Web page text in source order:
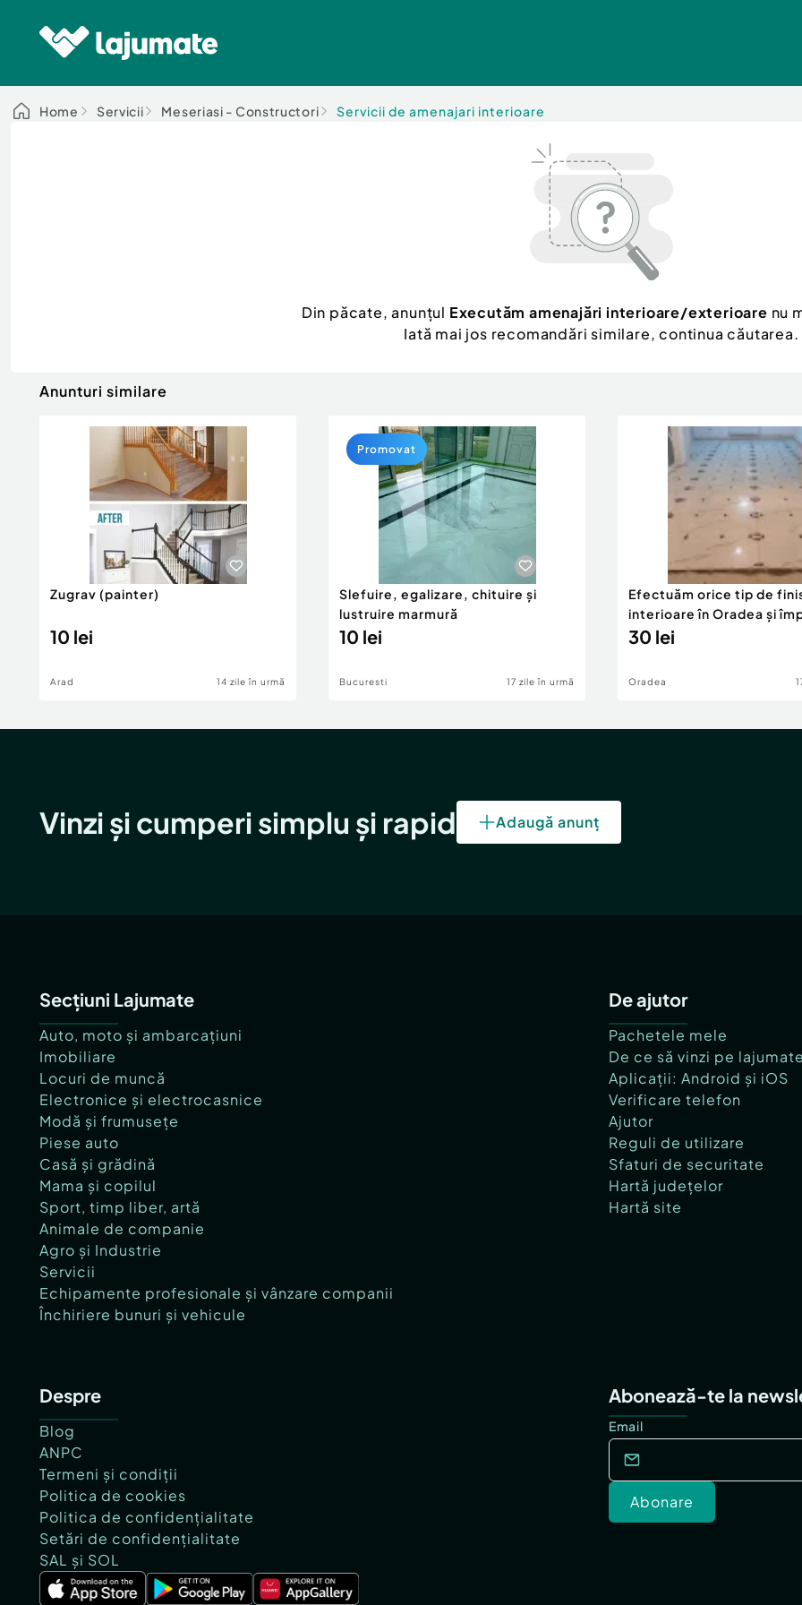
Home Servicii Meseriasi - Constructori Servicii de amenajari interioare
Din păcate, anunțul Executăm amenajări interioare/exterioare nu
Iată mai jos recomandări similare, continua căutarea.
Anunturi similare
Zugrav (painter)
10 lei
Arad 14 zile în urmă
Slefuire, egalizare, chituire și
lustruire marmură
10 lei
Bucuresti 17 zile în urmă
Promovat
Efectuăm orice tip de
interioare în Oradea și
30 lei
Oradea
Vinzi și cumperi simplu și rapid Adaugă anunț
Secțiuni Lajumate
Auto, moto și ambarcațiuni
Imobiliare
Locuri de muncă
Electronice și electrocasnice
Modă și frumusețe
Piese auto
Casă și grădină
Mama și copilul
Sport, timp liber, artă
Animale de companie
Agro și Industrie
Servicii
Echipamente profesionale și vânzare companii
Închiriere bunuri și vehicule
De ajutor
Pachetele mele
De ce să vinzi pe
Aplicații: Android și iOS
Verificare telefon
Ajutor
Reguli de utilizare
Sfaturi de securitate
Hartă județelor
Hartă site
Despre
Blog
ANPC
Termeni și condiții
Politica de cookies
Politica de confidențialitate
Setări de confidențialitate
SAL și SOL
Abonează-te la
Email
Abonare